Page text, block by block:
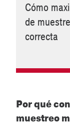
Cómo
de
correcta
Por qué
muestreo